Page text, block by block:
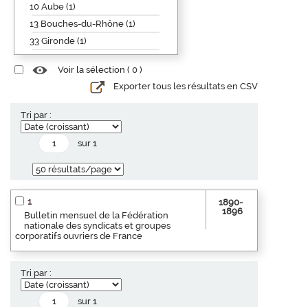
10 Aube (1)
13 Bouches-du-Rhône (1)
33 Gironde (1)
Voir la sélection ( 0 )
Exporter tous les résultats en CSV
Tri par :
sur 1
1
Bulletin mensuel de la Fédération
nationale des syndicats et groupes
corporatifs ouvriers de France
1890-
1896
Tri par :
sur 1